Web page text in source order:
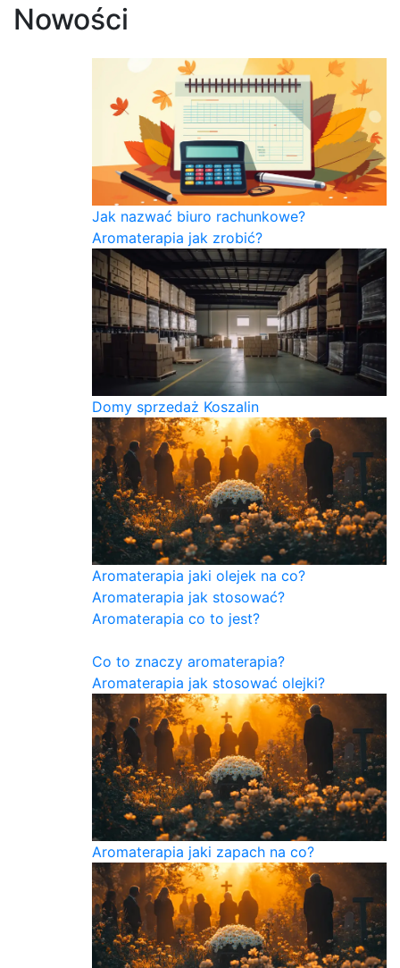
Nowości
Jak nazwać biuro rachunkowe?
Aromaterapia jak zrobić?
Domy sprzedaż Koszalin
Aromaterapia jaki olejek na co?
Aromaterapia jak stosować?
Aromaterapia co to jest?
Co to znaczy aromaterapia?
Aromaterapia jak stosować olejki?
Aromaterapia jaki zapach na co?